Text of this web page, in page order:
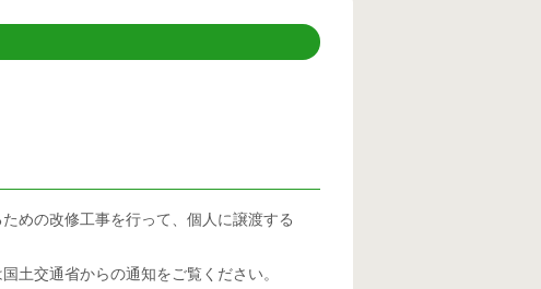
めの改修工事を行って、個人に譲渡する
土交通省からの通知をご覧ください。